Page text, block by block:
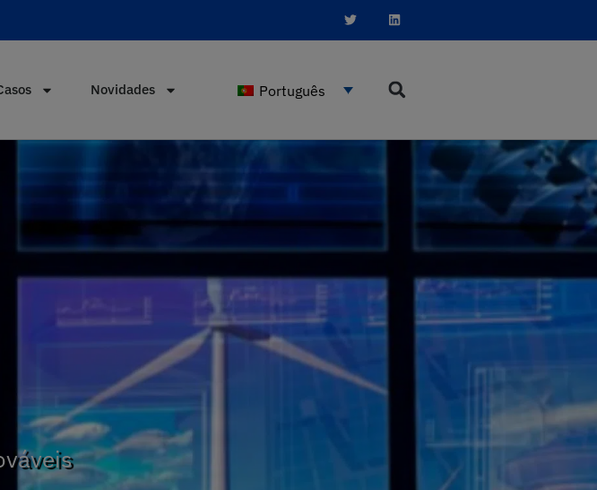
Novidades Português